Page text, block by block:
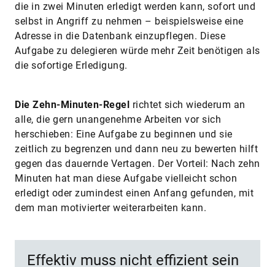
die in zwei Minuten erledigt werden kann, sofort und
selbst in Angriff zu nehmen – beispielsweise eine
Adresse in die Datenbank einzupflegen. Diese
Aufgabe zu delegieren würde mehr Zeit benötigen als
die sofortige Erledigung.
Die Zehn-Minuten-Regel richtet sich wiederum an
alle, die gern unangenehme Arbeiten vor sich
herschieben: Eine Aufgabe zu beginnen und sie
zeitlich zu begrenzen und dann neu zu bewerten hilft
gegen das dauernde Vertagen. Der Vorteil: Nach zehn
Minuten hat man diese Aufgabe vielleicht schon
erledigt oder zumindest einen Anfang gefunden, mit
dem man motivierter weiterarbeiten kann.
Effektiv muss nicht effizient sein